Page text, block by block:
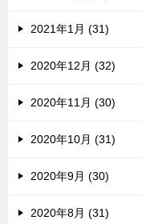
2021年1月 (31)
2020年12月 (32)
2020年11月 (30)
2020年10月 (31)
2020年9月 (30)
2020年8月 (31)